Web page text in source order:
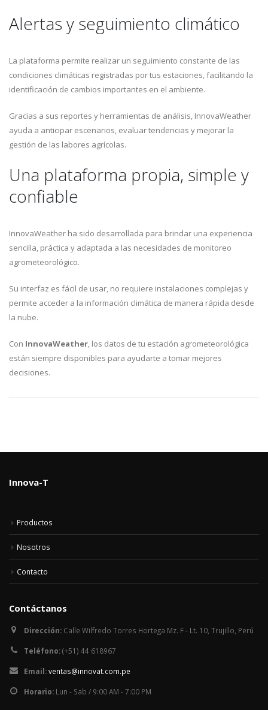
Alertas y seguimiento climático
La plataforma permite realizar un seguimiento constante de las
condiciones climáticas registradas por tus estaciones, facilitando la
identificación de cambios importantes en el ambiente.
Gracias a sus reportes y herramientas de análisis, InnovaWeather
ayuda a anticipar escenarios, evaluar tendencias y mejorar la
gestión de las labores agrícolas.
Una plataforma propia, simple y
confiable
InnovaWeather ha sido desarrollada para brindar una experiencia
sencilla, práctica y adaptada a las necesidades de monitoreo
agrometeorológico.
Su interfaz es fácil de usar, no requiere instalaciones complejas y
permite acceder a la información climática de manera rápida desde
la nube.
Con InnovaWeather, los datos de tu estación agrometeorológica
están siempre disponibles para ayudarte a tomar mejores
decisiones.
Innova-T
Productos
Nosotros
Contacto
Contáctanos
Dirección: Calle Wilfredo Torres Hortega Mz. F - Lt. 10, Trujillo, Perú
Teléfono:(+51) 44 618967
Email:ventas@innovat.com.pe
Horario: Lun - Sab / 9:00 AM - 7:00 PM